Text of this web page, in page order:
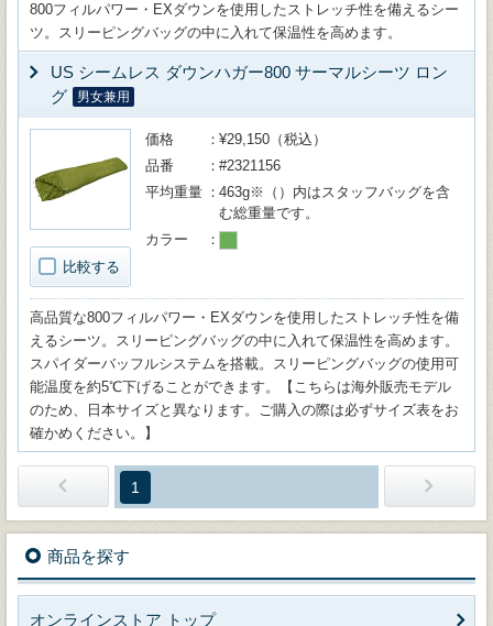
800フィルパワー・EXダウンを使用したストレッチ性を備えるシー
ツ。スリーピングバッグの中に入れて保温性を高めます。
US シームレス ダウンハガー800 サーマルシーツ ロン
グ
男女兼用
比較する
価格
¥29,150（税込）
品番
#2321156
平均重量
463g※（）内はスタッフバッグを含
む総重量です。
カラー
高品質な800フィルパワー・EXダウンを使用したストレッチ性を備
えるシーツ。スリーピングバッグの中に入れて保温性を高めます。
スパイダーバッフルシステムを搭載。スリーピングバッグの使用可
能温度を約5℃下げることができます。【こちらは海外販売モデル
のため、日本サイズと異なります。ご購入の際は必ずサイズ表をお
確かめください。】
1
商品を探す
オンラインストア トップ